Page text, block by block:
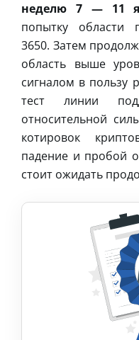
неделю 7 — 11
попытку области
3650. Затем
область выше
сигналом в пользу
тест линии
относительной
котировок
падение и пробой
стоит ожидать